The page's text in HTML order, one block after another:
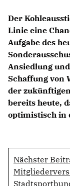
Der
Linie eine
Aufgabe des
Ansiedlung
Schaffung von
der
bereits heute,
optimistisch in
Nächster